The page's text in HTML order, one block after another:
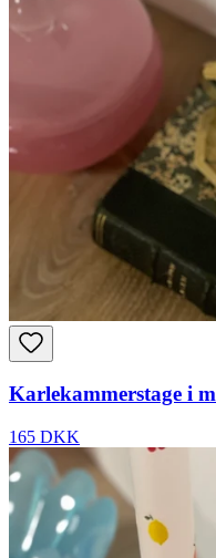
Karlekammerstage i
165 DKK